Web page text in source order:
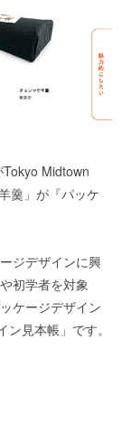
Midtown
羹」が『パッケ
ジデザインに興
初学者を対象
ケージデザイン
見本帳」です。